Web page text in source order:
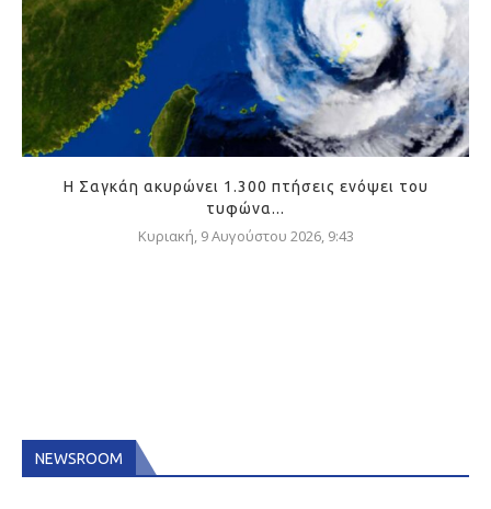
Η Σαγκάη ακυρώνει 1.300 πτήσεις ενόψει του
τυφώνα...
Κυριακή, 9 Αυγούστου 2026, 9:43
NEWSROOM